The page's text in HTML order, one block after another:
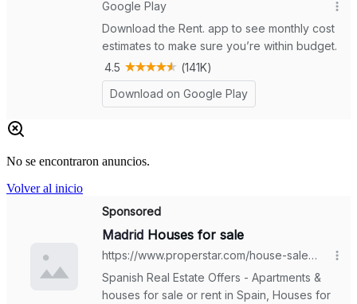
No se encontraron anuncios.
Volver al inicio